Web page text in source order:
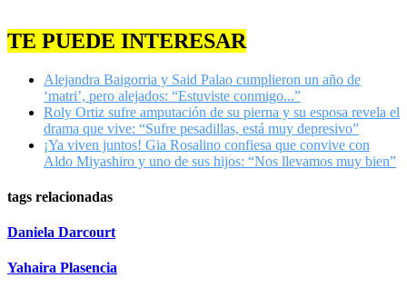
TE PUEDE INTERESAR
Alejandra Baigorria y Said Palao cumplieron un año de
‘matri’, pero alejados: “Estuviste conmigo...”
Roly Ortiz sufre amputación de su pierna y su esposa revela el
drama que vive: “Sufre pesadillas, está muy depresivo”
¡Ya viven juntos! Gia Rosalino confiesa que convive con
Aldo Miyashiro y uno de sus hijos: “Nos llevamos muy bien”
tags relacionadas
Daniela Darcourt
Yahaira Plasencia